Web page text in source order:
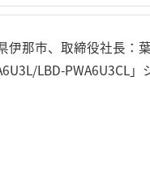
那市、取締役社長：
LBD-PWA6U3CL